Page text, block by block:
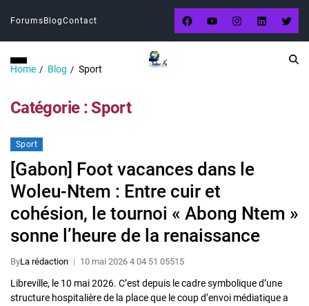
Forums BlogContact
Home Blog Sport
Catégorie : Sport
Sport
[Gabon] Foot vacances dans le
Woleu-Ntem : Entre cuir et
cohésion, le tournoi « Abong Ntem »
sonne l’heure de la renaissance
ByLa rédaction 10 mai 2026 4 04 51 05515
Libreville, le 10 mai 2026. C’est depuis le cadre symbolique d’une
structure hospitalière de la place que le coup d’envoi médiatique a